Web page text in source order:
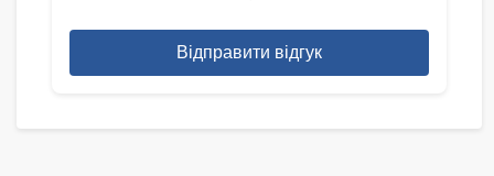
Відправити відгук